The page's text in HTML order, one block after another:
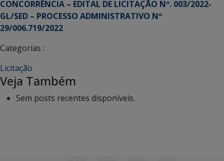
CONCORRÊNCIA – EDITAL DE LICITAÇÃO Nº. 003/2022-
GL/SED – PROCESSO ADMINISTRATIVO Nº
29/006.719/2022
Categorias :
Licitação
Veja Também
Sem posts recentes disponíveis.